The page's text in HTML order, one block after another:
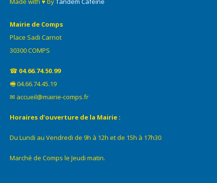
Mairie de Comps
Place Sadi Carnot
30300 COMPS
☎ 04.66.74.50.99
🖷 04.66.74.45.19
✉ accueil@mairie-comps.fr
Horaires d’ouverture de la Mairie :
Du Lundi au Vendredi de 9h à 12h et de 15h à 17h30
Marché de Comps le Jeudi matin.